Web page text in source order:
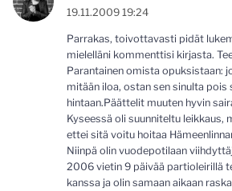
19.11.2009 19:24
Parrakas, toivottavasti pidät
mielelläni kommenttisi kirjasta.
Parantainen omista opuksistaan:
mitään iloa, ostan sen sinulta pois
hintaan.Päättelit muuten hyvin
Kyseessä oli suunniteltu leikkaus,
ettei sitä voitu hoitaa
Niinpä olin vuodepotilaan
2006 vietin 9 päivää partioleirillä
kanssa ja olin samaan aikaan